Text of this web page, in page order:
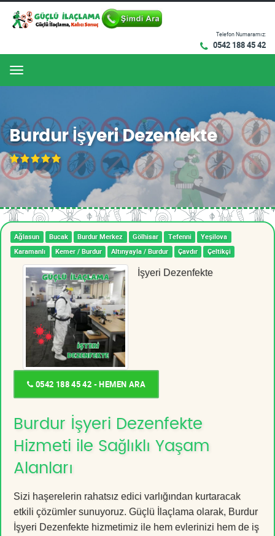
Telefon Numaramız:
0542 188 45 42
Menu
Burdur İşyeri Dezenfekte
Ağlasun Bucak Burdur Merkez Gölhisar Tefenni
Yeşilova
Karamanlı
Kemer / Burdur Altınyayla / Burdur Çavdır Çeltikçi
İşyeri Dezenfekte
0542 188 45 42 - HEMEN ARA
Burdur İşyeri Dezenfekte
Hizmeti ile Sağlıklı Yaşam
Alanları
Sizi haşerelerin rahatsız edici varlığından kurtaracak
etkili çözümler sunuyoruz. Güçlü İlaçlama olarak, Burdur
İşyeri Dezenfekte hizmetimiz ile hem evlerinizi hem de iş